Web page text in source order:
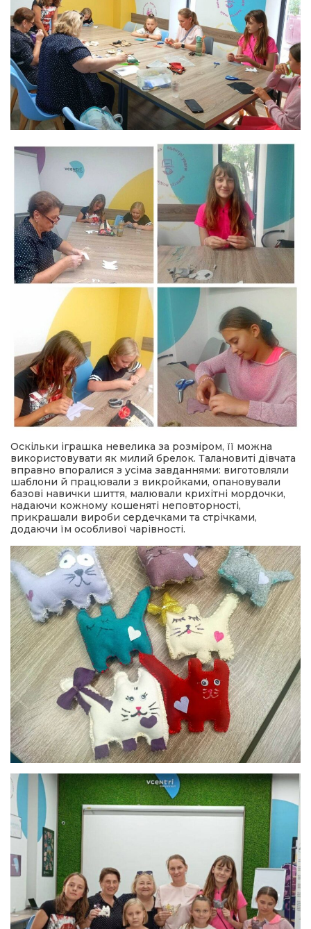
Оскільки іграшка невелика за розміром, її можна
використовувати як милий брелок. Талановиті дівчата
вправно впоралися з усіма завданнями: виготовляли
шаблони й працювали з викройками, опановували
базові навички шиття, малювали крихітні мордочки,
надаючи кожному кошеняті неповторності,
прикрашали вироби сердечками та стрічками,
додаючи їм особливої чарівності.